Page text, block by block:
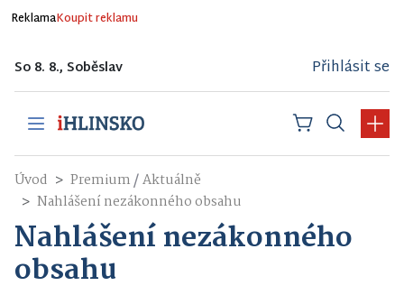
ReklamaKoupit reklamu
So 8. 8., Soběslav Přihlásit se
Úvod Premium/Aktuálně
Nahlášení nezákonného obsahu
Nahlášení nezákonného
obsahu